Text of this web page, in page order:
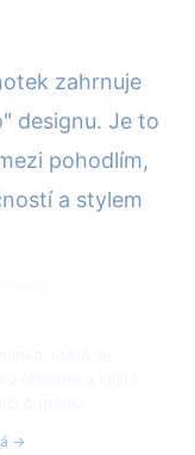
zahrnuje
designu. Je to
pohodlím,
a stylem
→